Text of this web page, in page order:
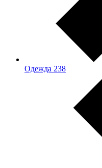
Одежда 238